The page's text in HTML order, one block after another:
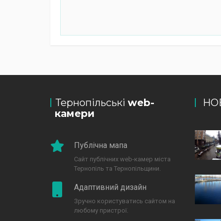
Тернопільські web-
камери
Публічна мапа
Сайт публічних web-камер міста
Тернопіль та Тернопільщини.
Адаптивний дизайн
Зручно користуватись сайтом на
любому пристрої.